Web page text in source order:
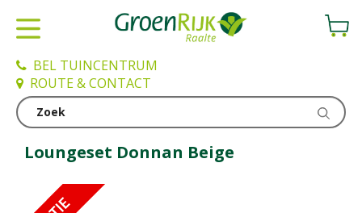
Loungesets
BEL TUINCENTRUM
ROUTE & CONTACT
Loungeset Donnan Beige